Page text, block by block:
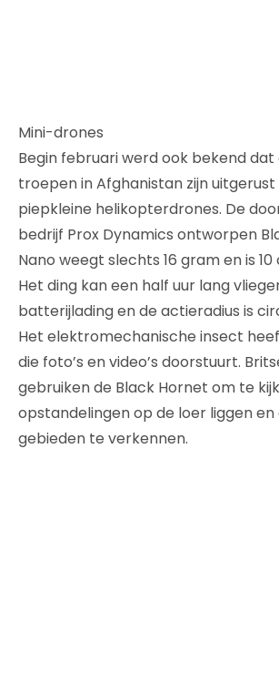
Mini-drones
Begin februari werd ook bekend dat
troepen in Afghanistan zijn uitgerust
piepkleine helikopterdrones. De
bedrijf Prox Dynamics ontworpen
Nano weegt slechts 16 gram en is
Het ding kan een half uur lang
batterijlading en de actieradius is
Het elektromechanische insect
die foto’s en video’s doorstuurt.
gebruiken de Black Hornet om te
opstandelingen op de loer liggen
gebieden te verkennen.